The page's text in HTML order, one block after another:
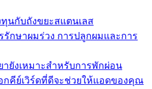
นกับถังขยะสแตนเลส
รักษาผมร่วง การปลูกผมและการ
ายังเหมาะสำหรับการพักผ่อน
อกคีย์เวิร์ดที่ดีจะช่วยให้แอดของคุณ